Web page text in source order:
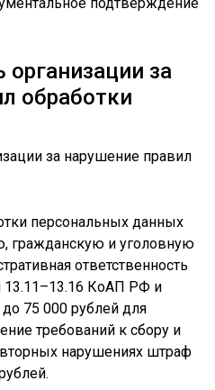
организации за
обработки
персональных данных
гражданскую и уголовную
ответственность
13.11–13.16 КоАП РФ и
75 000 рублей для
требований к сбору и
нарушениях штраф